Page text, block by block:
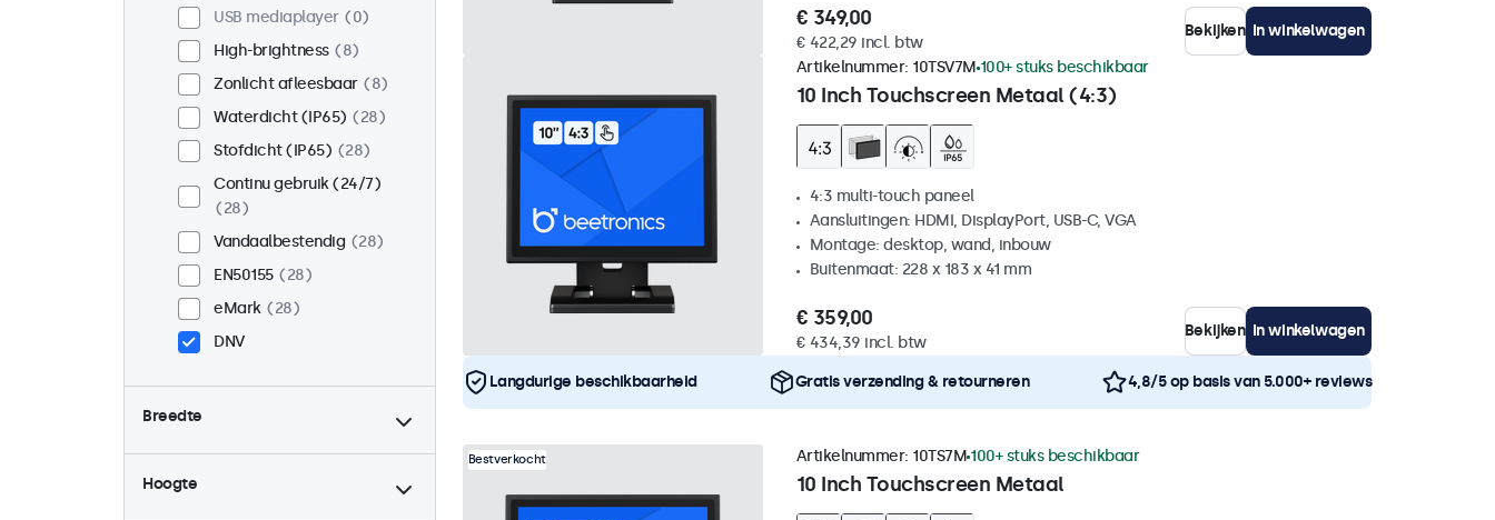
VESA 75 x 75
17
VESA 100 x 100
USB mediaplayer
0
High-brightness
8
Zonlicht afleesbaar
8
Waterdicht (IP65)
28
Stofdicht (IP65)
28
Continu gebruik (24/7)
28
Vandaalbestendig
28
EN50155
28
eMark
28
DNV
Breedte
Hoogte
€ 349,00
€ 422,29 incl. btw
Bekijken In winkelwagen
10 Inch Touchscreen Metaal (4:3)
Artikelnummer: 10TSV7M 100+ stuks beschikbaar
4:3 multi-touch paneel
Aansluitingen: HDMI, DisplayPort, USB-C, VGA
Montage: desktop, wand, inbouw
Buitenmaat: 228 x 183 x 41 mm
€ 359,00
€ 434,39 incl. btw
Bekijken In winkelwagen
Langdurige beschikbaarheid Gratis verzending & retourneren 4,8/5 op basis van 5.000+ reviews
Bestverkocht
10 Inch Touchscreen Metaal
Artikelnummer: 10TS7M 100+ stuks beschikbaar